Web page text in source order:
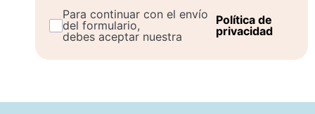
Para continuar con el envío
del formulario,
debes aceptar nuestra
Política de
privacidad